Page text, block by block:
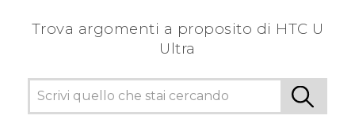
Trova argomenti a proposito di HTC U
Ultra